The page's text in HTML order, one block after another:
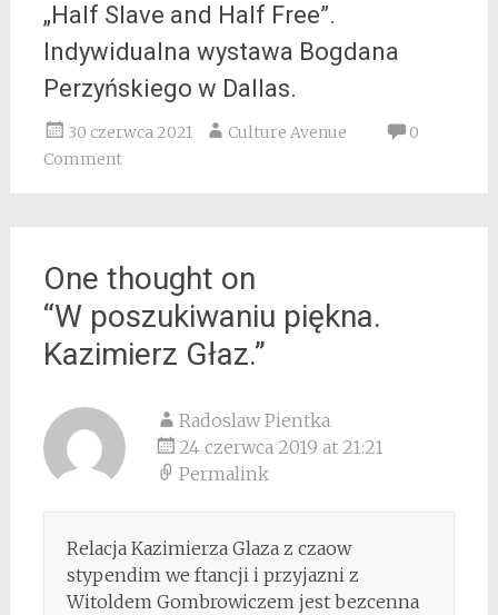
„Half Slave and Half Free”.
Indywidualna wystawa Bogdana
Perzyńskiego w Dallas.
30 czerwca 2021 Culture Avenue
0
Comment
One thought on
“W poszukiwaniu piękna.
Kazimierz Głaz.”
Radoslaw Pientka
24 czerwca 2019 at 21:21
Permalink
Relacja Kazimierza Glaza z czaow
stypendim we ftancji i przyjazni z
Witoldem Gombrowiczem jest bezcenna